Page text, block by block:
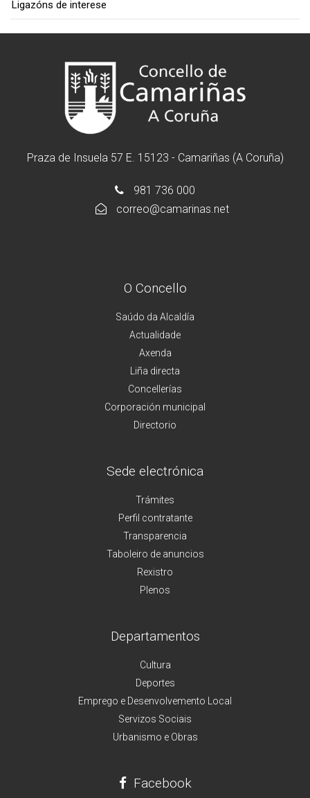
Ligazóns de interese
Praza de Insuela 57 E. 15123 - Camariñas (A Coruña)
981 736 000
correo@camarinas.net
O Concello
Saúdo da Alcaldía
Actualidade
Axenda
Liña directa
Concellerías
Corporación municipal
Directorio
Sede electrónica
Trámites
Perfil contratante
Transparencia
Taboleiro de anuncios
Rexistro
Plenos
Departamentos
Cultura
Deportes
Emprego e Desenvolvemento Local
Servizos Sociais
Urbanismo e Obras
Facebook